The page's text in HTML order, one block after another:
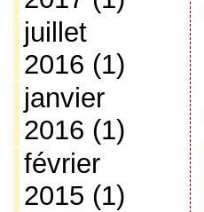
juillet
2016 (1)
janvier
2016 (1)
février
2015 (1)